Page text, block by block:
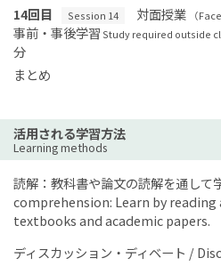
14回目
Session 14 対面授業 （
事前・事後学習 Study required outside
分
まとめ
活用される学習方法
Learning methods
読解：教科書や論文の読解を通し
comprehension: Learn by
textbooks and academic papers.
ディスカッション・ディベート /